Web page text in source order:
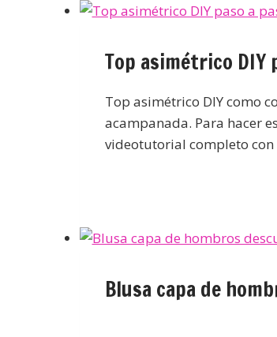
Top asimétrico DIY
Top asimétrico DIY como
acampanada. Para hacer
videotutorial completo
Blusa capa de